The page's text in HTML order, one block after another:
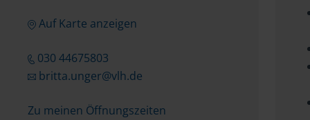
Auf Karte anzeigen
030 44675803
britta.unger@vlh.de
Zu meinen Öffnungszeiten